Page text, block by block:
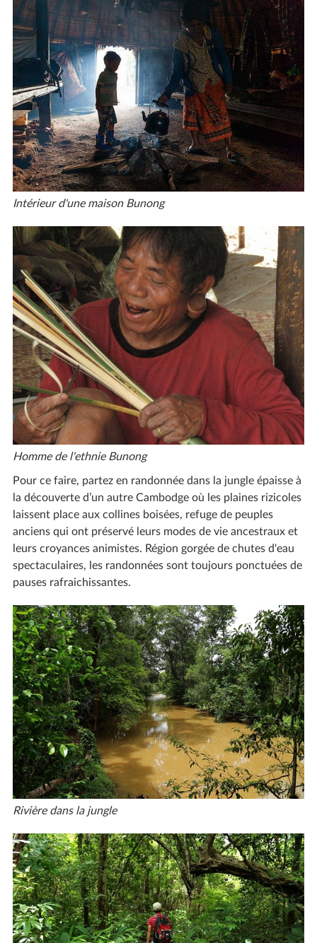
Intérieur d'une maison Bunong
Homme de l'ethnie Bunong
Pour ce faire, partez en randonnée dans la jungle épaisse à
la découverte d’un autre Cambodge où les plaines rizicoles
laissent place aux collines boisées, refuge de peuples
anciens qui ont préservé leurs modes de vie ancestraux et
leurs croyances animistes. Région gorgée de chutes d'eau
spectaculaires, les randonnées sont toujours ponctuées de
pauses rafraichissantes.
Rivière dans la jungle